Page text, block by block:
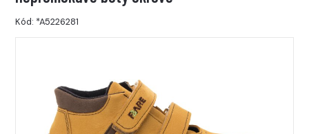
Kód: *A5226281